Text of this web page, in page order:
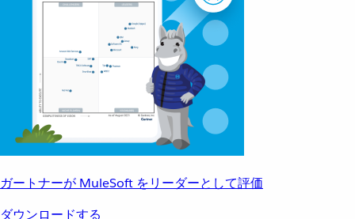
ガートナーが MuleSoft をリーダーとして評価
ダウンロードする